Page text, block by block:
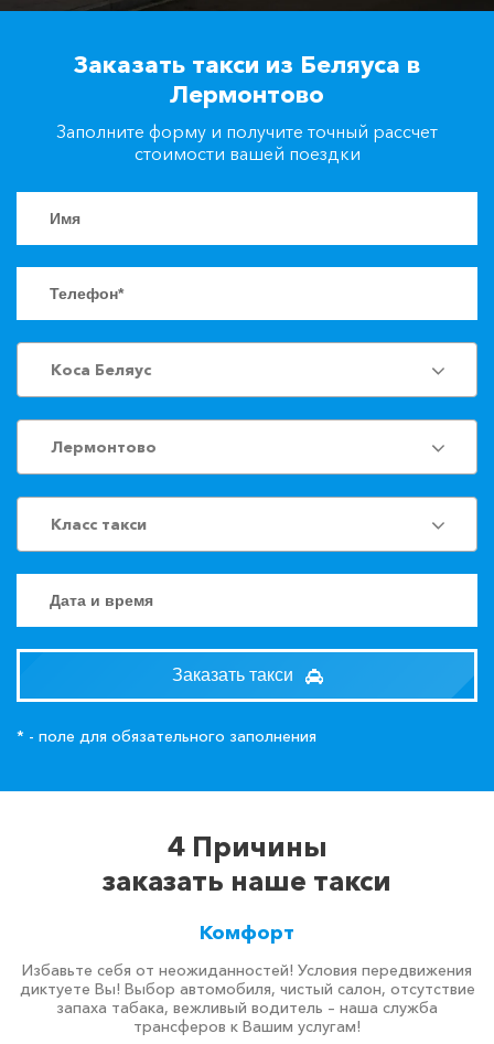
Заказать такси
Заказать такси из Беляуса в
Лермонтово
Заполните форму и получите точный рассчет
стоимости вашей поездки
Коса Беляус
Лермонтово
Класс такси
Заказать такси
* - поле для обязательного заполнения
4 Причины
заказать наше такси
Комфорт
Избавьте себя от неожиданностей! Условия передвижения
диктуете Вы! Выбор автомобиля, чистый салон, отсутствие
запаха табака, вежливый водитель – наша служба
трансферов к Вашим услугам!